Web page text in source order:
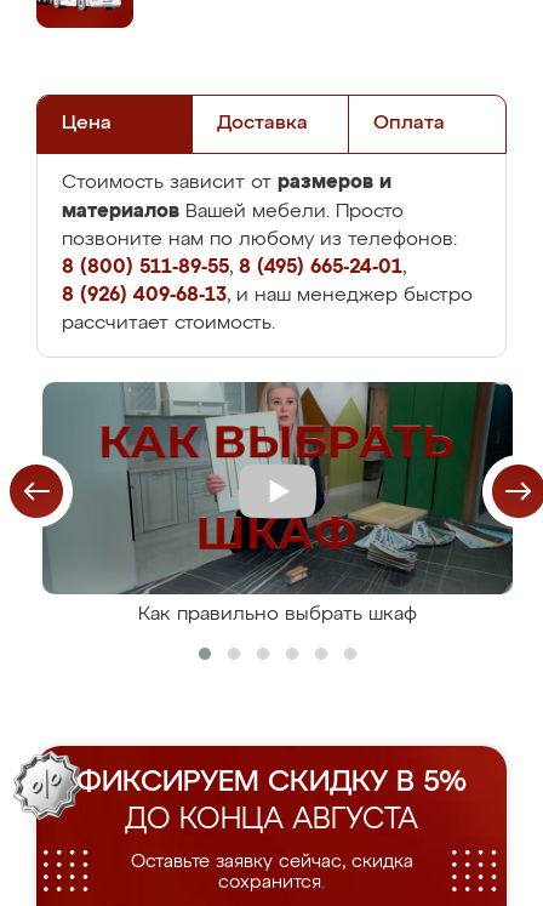
Цена Доставка Оплата
Стоимость зависит от размеров и
материалов Вашей мебели. Просто
позвоните нам по любому из телефонов:
8 (800) 511-89-55, 8 (495) 665-24-01,
8 (926) 409-68-13, и наш менеджер быстро
рассчитает стоимость.
Как правильно выбрать шкаф
ФИКСИРУЕМ СКИДКУ В 5%
ДО КОНЦА АВГУСТА
Оставьте заявку сейчас, скидка
сохранится.